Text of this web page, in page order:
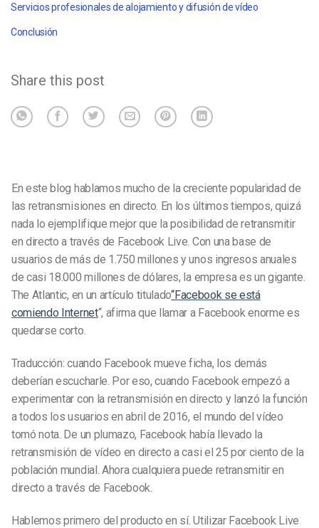
Servicios profesionales de alojamiento y difusión de vídeo
Conclusión
Share this post
En este blog hablamos mucho de la creciente popularidad de
las retransmisiones en directo. En los últimos tiempos, quizá
nada lo ejemplifique mejor que la posibilidad de retransmitir
en directo a través de Facebook Live. Con una base de
usuarios de más de 1.750 millones y unos ingresos anuales
de casi 18.000 millones de dólares, la empresa es un gigante.
The Atlantic, en un artículo titulado“Facebook se está
comiendo Internet“, afirma que llamar a Facebook enorme es
quedarse corto.
Traducción: cuando Facebook mueve ficha, los demás
deberían escucharle. Por eso, cuando Facebook empezó a
experimentar con la retransmisión en directo y lanzó la función
a todos los usuarios en abril de 2016, el mundo del vídeo
tomó nota. De un plumazo, Facebook había llevado la
retransmisión de vídeo en directo a casi el 25 por ciento de la
población mundial. Ahora cualquiera puede retransmitir en
directo a través de Facebook.
Hablemos primero del producto en sí. Utilizar Facebook Live